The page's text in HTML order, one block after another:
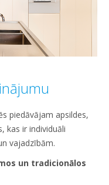
piedāvājam apsildes,
kas ir individuāli
vajadzībām.
un tradicionālos